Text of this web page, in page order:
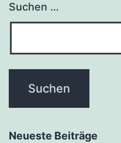
Suchen …
Neueste Beiträge